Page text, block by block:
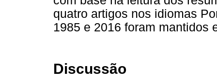
quatro artigos nos idiomas
1985 e 2016 foram mantidos
Discussão